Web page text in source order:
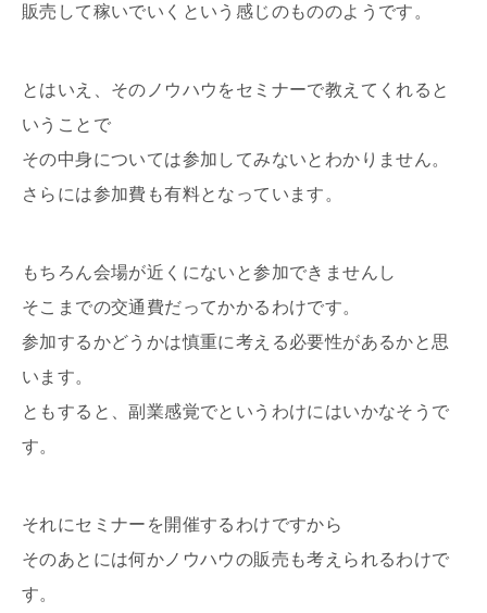
販売して稼いでいくという感じのもののようです。
とはいえ、そのノウハウをセミナーで教えてくれると
いうことで
その中身については参加してみないとわかりません。
さらには参加費も有料となっています。
もちろん会場が近くにないと参加できませんし
そこまでの交通費だってかかるわけです。
参加するかどうかは慎重に考える必要性があるかと思
います。
ともすると、副業感覚でというわけにはいかなそうで
す。
それにセミナーを開催するわけですから
そのあとには何かノウハウの販売も考えられるわけで
す。